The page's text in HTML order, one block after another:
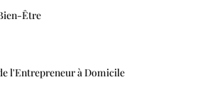
Être
l'Entrepreneur à Domicile